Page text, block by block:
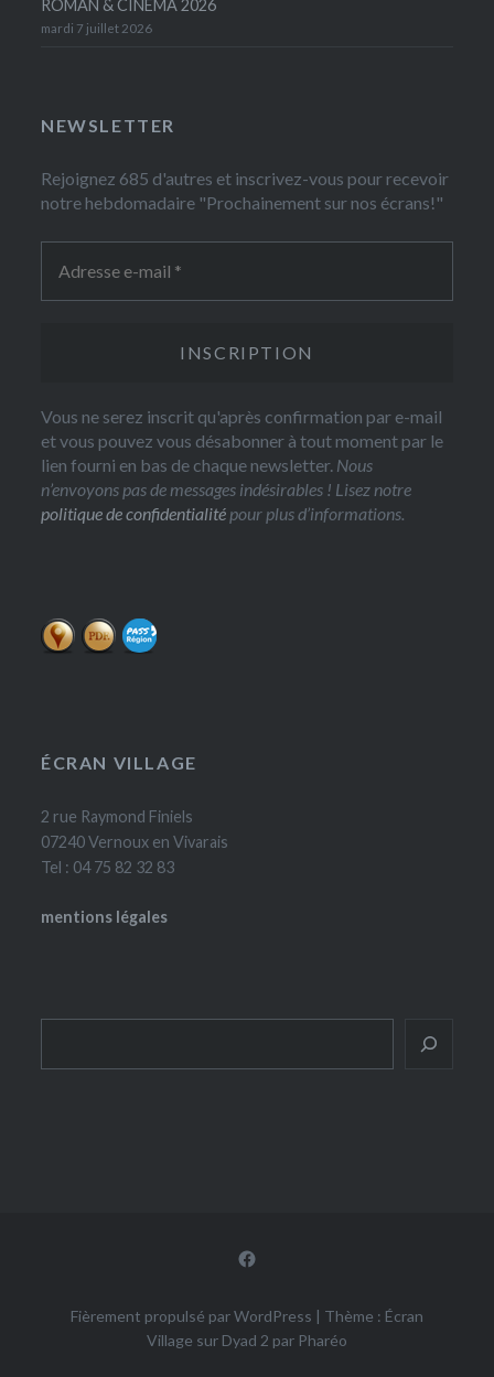
ROMAN & CINEMA 2026
mardi 7 juillet 2026
NEWSLETTER
Rejoignez 685 d'autres et inscrivez-vous pour recevoir
notre hebdomadaire "Prochainement sur nos écrans!"
Vous ne serez inscrit qu'après confirmation par e-mail
et vous pouvez vous désabonner à tout moment par le
lien fourni en bas de chaque newsletter. Nous
n’envoyons pas de messages indésirables ! Lisez notre
politique de confidentialité pour plus d’informations.
ÉCRAN VILLAGE
2 rue Raymond Finiels
07240 Vernoux en Vivarais
Tel : 04 75 82 32 83
mentions légales
Facebook
Fièrement propulsé par WordPress | Thème : Écran
Village sur Dyad 2 par Pharéo